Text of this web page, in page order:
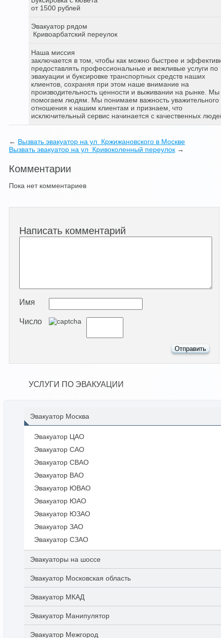
от 1500 рублей
Эвакуатор рядом
Кривоарбатский переулок
Наша миссия
заключается в том, чтобы как можно быстрее и
предоставлять профессиональные и вежливые услуги по
эвакуации и буксировке транспортных средств наших
клиентов, сохраняя при этом наше внимание на
производительность ценности и выживании на рынке. Мы
помогаем людям. Мы понимаем важность уважительного
отношения к нашим клиентам и признаем, что
исключительный сервис начинается с качественных
← Вызвать эвакуатор на ул Кржижановского в Москве
Вызвать эвакуатор на ул Кривоколенный переулок →
Комментарии
Пока нет комментариев
Написать комментарий
Имя
Число
УСЛУГИ ПО ЭВАКУАЦИИ
Эвакуатор Москва
Эвакуатор ЦАО
Эвакуатор САО
Эвакуатор СВАО
Эвакуатор ВАО
Эвакуатор ЮВАО
Эвакуатор ЮАО
Эвакуатор ЮЗАО
Эвакуатор ЗАО
Эвакуатор СЗАО
Эвакуаторы на шоссе
Эвакуатор Московская область
Эвакуатор МКАД
Эвакуатор Манипулятор
Эвакуатор Межгород